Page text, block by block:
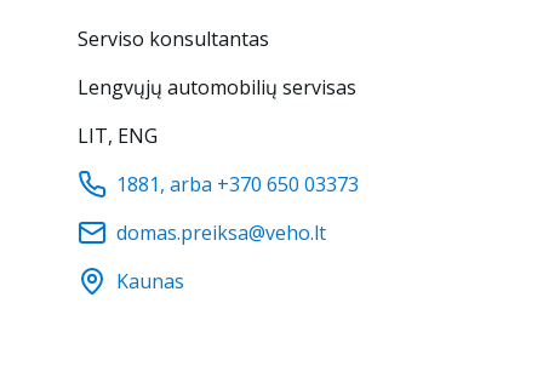
Serviso konsultantas
Lengvųjų automobilių servisas
LIT, ENG
1881, arba +370 650 03373
domas.preiksa@veho.lt
Kaunas